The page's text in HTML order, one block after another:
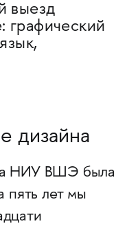
выезд
дизайна
НИУ ВШЭ была
пять лет мы